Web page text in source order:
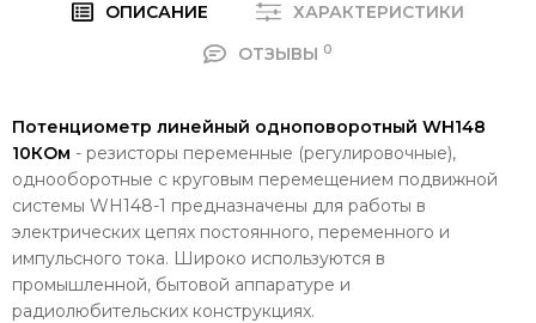
ОПИСАНИЕ
ХАРАКТЕРИСТИКИ
ОТЗЫВЫ 0
Потенциометр линейный одноповоротный WH148
10КОм - резисторы переменные (регулировочные),
однооборотные с круговым перемещением подвижной
системы WH148-1 предназначены для работы в
электрических цепях постоянного, переменного и
импульсного тока. Широко используются в
промышленной, бытовой аппаратуре и
радиолюбительских конструкциях.